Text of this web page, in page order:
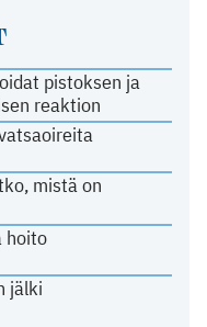
pistoksen ja
reaktion
mistä on
hoito
jälki